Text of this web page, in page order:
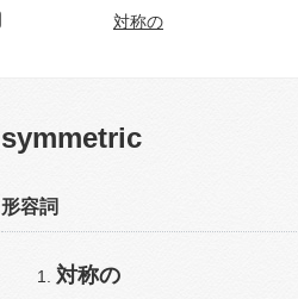
対称の
symmetric
形容詞
対称の